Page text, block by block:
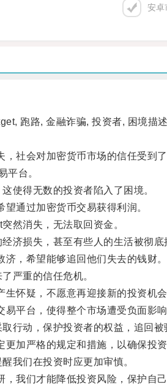
安卓
跑路, 金融诈骗, 投资者, 困境描
会对加密货币市场的信任受到了
台。
得无数的投资者陷入了困境。
通过加密货币交易获得利润。
消失，无法取回资金。
损失，甚至有些人的生活被彻底
，希望能够追回他们失去的钱财。
严重的信任危机。
怀疑，不愿意再迎接新的投资机会
平台，使得整个市场遭受负面影响
动，保护投资者的权益，追回被
严格的规定和措施，以确保投资
们在投资时应更加审慎。
我们才能降低投资风险，保护自己